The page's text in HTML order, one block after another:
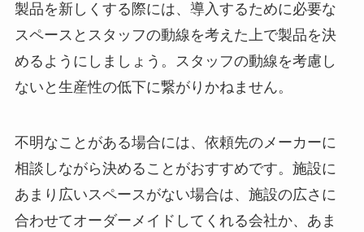
製品を新しくする際には、導入するために必要な
スペースとスタッフの動線を考えた上で製品を決
めるようにしましょう。スタッフの動線を考慮し
ないと生産性の低下に繋がりかねません。
不明なことがある場合には、依頼先のメーカーに
相談しながら決めることがおすすめです。施設に
あまり広いスペースがない場合は、施設の広さに
合わせてオーダーメイドしてくれる会社か、あま